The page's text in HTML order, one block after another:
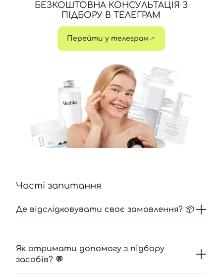
БЕЗКОШТОВНА КОНСУЛЬТАЦІЯ З
ПІДБОРУ В ТЕЛЕГРАМ
Перейти у телеграм
Часті запитання
Де відслідковувати своє замовлення? 📦
Як отримати допомогу з підбору
засобів? 💬